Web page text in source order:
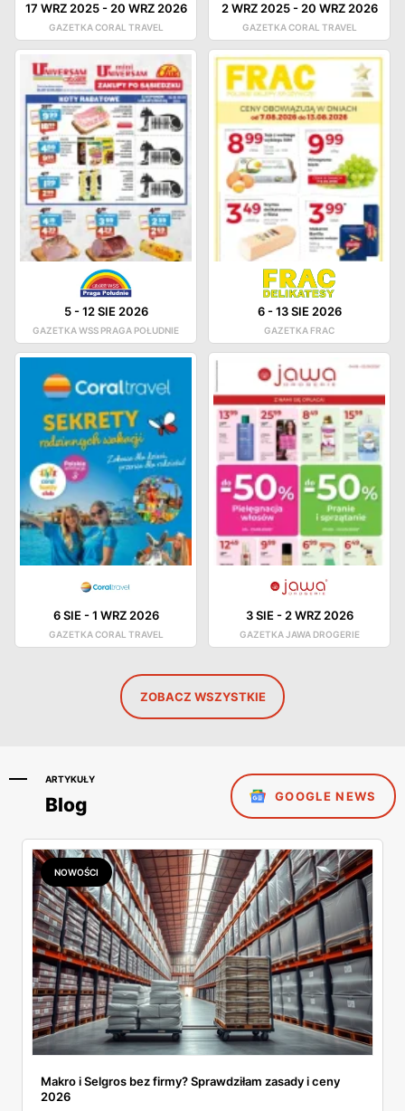
17 WRZ 2025- 20 WRZ 2026
GAZETKA CORAL TRAVEL
2 WRZ 2025- 20 WRZ 2026
GAZETKA CORAL TRAVEL
5-12 SIE 2026
GAZETKA WSS PRAGA POŁUDNIE
6-13 SIE 2026
GAZETKA FRAC
6 SIE -1 WRZ 2026
GAZETKA CORAL TRAVEL
3 SIE - 2 WRZ 2026
GAZETKA JAWA DROGERIE
ZOBACZ WSZYSTKIE
ARTYKUŁY
Blog GOOGLE NEWS
NOWOŚCI
Makro i Selgros bez firmy? Sprawdziłam zasady i ceny
2026